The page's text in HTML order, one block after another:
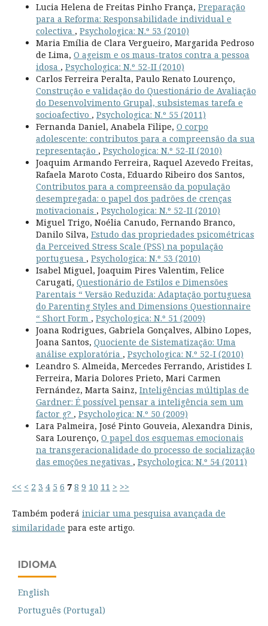
Lucia Helena de Freitas Pinho França, Preparação
para a Reforma: Responsabilidade individual e
colectiva , Psychologica: N.º 53 (2010)
Maria Emília de Clara Vergueiro, Margarida Pedroso
de Lima, O ageism e os maus-tratos contra a pessoa
idosa , Psychologica: N.º 52-II (2010)
Carlos Ferreira Peralta, Paulo Renato Lourenço,
Construção e validação do Questionário de Avaliação
do Desenvolvimento Grupal, subsistemas tarefa e
socioafectivo , Psychologica: N.º 55 (2011)
Fernanda Daniel, Anabela Filipe, O corpo
adolescente: contributos para a compreensão da sua
representação , Psychologica: N.º 52-II (2010)
Joaquim Armando Ferreira, Raquel Azevedo Freitas,
Rafaela Maroto Costa, Eduardo Ribeiro dos Santos,
Contributos para a compreensão da população
desempregada: o papel dos padrões de crenças
motivacionais , Psychologica: N.º 52-II (2010)
Miguel Trigo, Noélia Canudo, Fernando Branco,
Danilo Silva, Estudo das propriedades psicométricas
da Perceived Stress Scale (PSS) na população
portuguesa , Psychologica: N.º 53 (2010)
Isabel Miguel, Joaquim Pires Valentim, Felice
Carugati, Questionário de Estilos e Dimensões
Parentais “ Versão Reduzida: Adaptação portuguesa
do Parenting Styles and Dimensions Questionnaire
“ Short Form , Psychologica: N.º 51 (2009)
Joana Rodrigues, Gabriela Gonçalves, Albino Lopes,
Joana Santos, Quociente de Sistematização: Uma
análise exploratória , Psychologica: N.º 52-I (2010)
Leandro S. Almeida, Mercedes Ferrando, Aristides I.
Ferreira, Maria Dolores Prieto, Mari Carmen
Fernández, Marta Sainz, Inteligências múltiplas de
Gardner: É possível pensar a inteligência sem um
factor g? , Psychologica: N.º 50 (2009)
Lara Palmeira, José Pinto Gouveia, Alexandra Dinis,
Sara Lourenço, O papel dos esquemas emocionais
na transgeracionalidade do processo de socialização
das emoções negativas , Psychologica: N.º 54 (2011)
<< < 2 3 4 5 6 7 8 9 10 11 > >>
Também poderá iniciar uma pesquisa avançada de
similaridade para este artigo.
IDIOMA
English
Português (Portugal)